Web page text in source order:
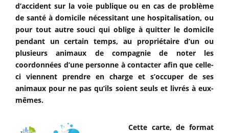
d’accident sur la voie publique ou en cas de problème
de santé à domicile nécessitant une hospitalisation, ou
pour tout autre souci qui oblige à quitter le domicile
pendant un certain temps, au propriétaire d’un ou
plusieurs animaux de compagnie de noter les
coordonnées d’une personne à contacter afin que celle-
ci viennent prendre en charge et s’occuper de ses
animaux pour ne pas qu’ils soient seuls et livrés à eux-
mêmes.
Cette carte, de format